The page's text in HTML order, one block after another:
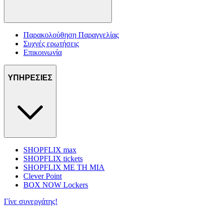
Παρακολούθηση Παραγγελίας
Συχνές ερωτήσεις
Επικοινωνία
ΥΠΗΡΕΣΙΕΣ
SHOPFLIX max
SHOPFLIX tickets
SHOPFLIX ΜΕ ΤΗ ΜΙΑ
Clever Point
BOX NOW Lockers
Γίνε συνεργάτης!